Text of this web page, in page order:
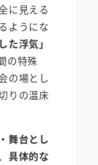
に見える
ようにな
た浮気」
の特殊
の場とし
りの温床
舞台とし
具体的な